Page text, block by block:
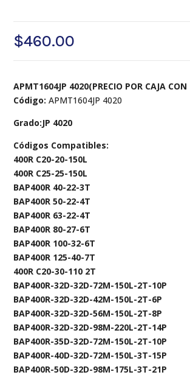
$460.00
APMT1604JP 4020(PRECIO POR CAJA CON
Código: APMT1604JP 4020
Grado:JP 4020
Códigos Compatibles:
400R C20-20-150L
400R C25-25-150L
BAP400R 40-22-3T
BAP400R 50-22-4T
BAP400R 63-22-4T
BAP400R 80-27-6T
BAP400R 100-32-6T
BAP400R 125-40-7T
400R C20-30-110 2T
BAP400R-32D-32D-72M-150L-2T-10P
BAP400R-32D-32D-42M-150L-2T-6P
BAP400R-32D-32D-56M-150L-2T-8P
BAP400R-32D-32D-98M-220L-2T-14P
BAP400R-35D-32D-72M-150L-2T-10P
BAP400R-40D-32D-72M-150L-3T-15P
BAP400R-50D-32D-98M-175L-3T-21P